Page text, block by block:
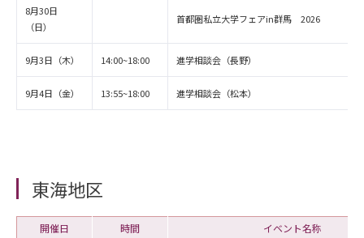
8月30日
（日）
首都圏私立大学フェアin群馬 2026
9月3日（木） 14:00~18:00 進学相談会（長野）
9月4日（金） 13:55~18:00 進学相談会（松本）
東海地区
開催日 時間 イベント名称